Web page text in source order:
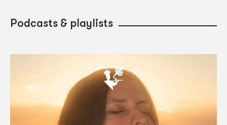
Podcasts & playlists